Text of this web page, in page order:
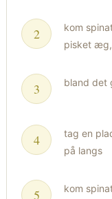
kom
pisket
bland det
tag en
på langs
kom